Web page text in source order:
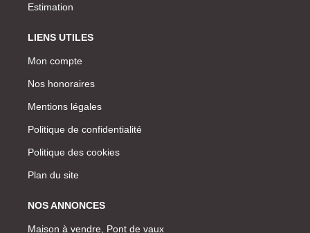
Estimation
LIENS UTILES
Mon compte
Nos honoraires
Mentions légales
Politique de confidentialité
Politique des cookies
Plan du site
NOS ANNONCES
Maison à vendre, Pont de vaux